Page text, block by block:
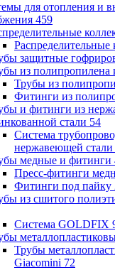
для отопления и
459
Распределительные
защитные
из полипропилена
Трубы из
Фитинги из
и фитинги из
стали 54
Система
нержавеющей
медные и фитинги
Пресс-фитинги
Фитинги под пайку
из сшитого
Система GOLDFIX
Трубы
Giacomini 72